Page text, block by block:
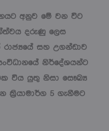
අනුව මේ වන විට
දරුණු ලෙස
සහ උගන්ඩාව
නිර්දේශයන්ට
විය යුතු නිසා සෞඛ්‍ය
ක්‍රියාමාර්ග 5 ගැනීමට